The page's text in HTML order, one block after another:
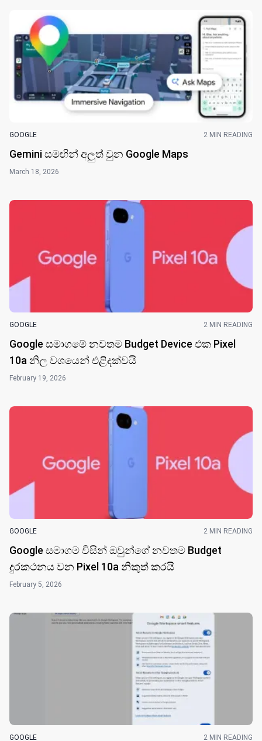
GOOGLE 2 MIN READING
Gemini සමඟින් අලුත් වුන Google Maps
March 18, 2026
GOOGLE 2 MIN READING
Google සමාගමේ නවතම Budget Device එක Pixel
10a නිල වශයෙන් එළිදක්වයි
February 19, 2026
GOOGLE 2 MIN READING
Google සමාගම විසින් ඔවුන්ගේ නවත​ම Budget
දුරකථනය වන Pixel 10a නිකුත් කර​යි
February 5, 2026
GOOGLE 2 MIN READING